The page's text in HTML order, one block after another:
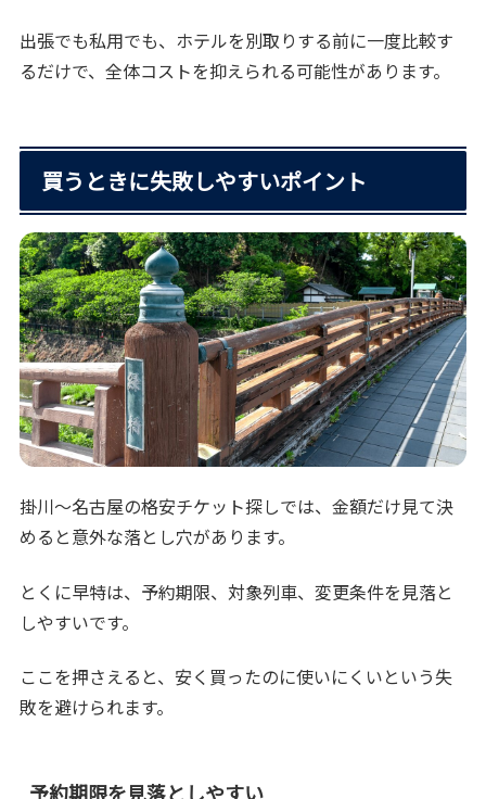
出張でも私用でも、ホテルを別取りする前に一度比較す
るだけで、全体コストを抑えられる可能性があります。
買うときに失敗しやすいポイント
掛川〜名古屋の格安チケット探しでは、金額だけ見て決
めると意外な落とし穴があります。
とくに早特は、予約期限、対象列車、変更条件を見落と
しやすいです。
ここを押さえると、安く買ったのに使いにくいという失
敗を避けられます。
予約期限を見落としやすい